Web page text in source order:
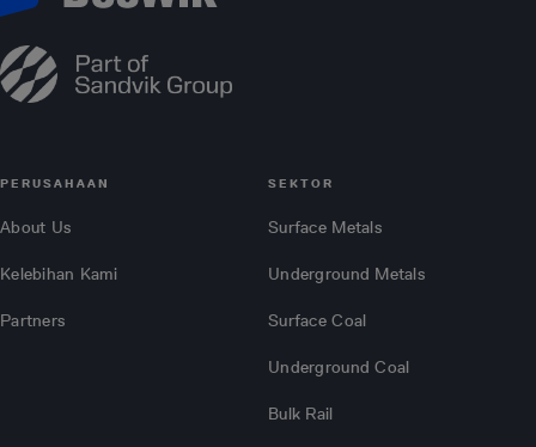
PERUSAHAAN
About Us
Kelebihan Kami
Partners
SEKTOR
Surface Metals
Underground Metals
Surface Coal
Underground Coal
Bulk Rail